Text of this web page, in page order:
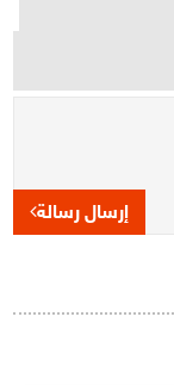
إرسال رسالة